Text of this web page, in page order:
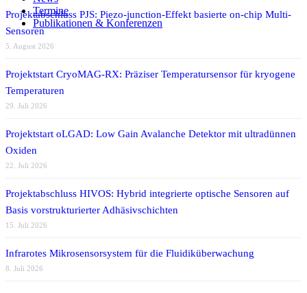
Per E-Mail teilen
Termine
Publikationen & Konferenzen
Projektabschluss PJS: Piezo-junction-Effekt basierte on-chip Multi-
Sensoren
5. August 2026
Projektstart CryoMAG-RX: Präziser Temperatursensor für kryogene
Temperaturen
29. Juli 2026
Projektstart oLGAD: Low Gain Avalanche Detektor mit ultradünnen
Oxiden
22. Juli 2026
Projektabschluss HIVOS: Hybrid integrierte optische Sensoren auf
Basis vorstrukturierter Adhäsivschichten
15. Juli 2026
Infrarotes Mikrosensorsystem für die Fluidiküberwachung
8. Juli 2026